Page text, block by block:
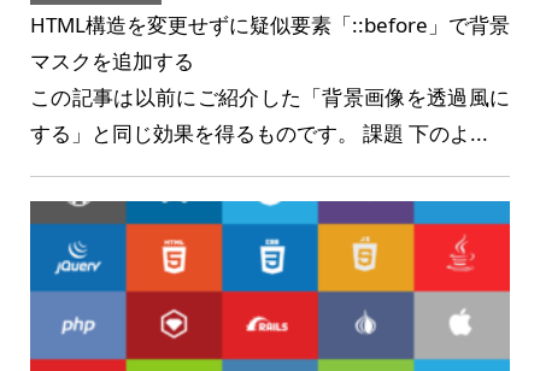
HTML構造を変更せずに疑似要素「::before」で背景
マスクを追加する
この記事は以前にご紹介した「背景画像を透過風に
する」と同じ効果を得るものです。 課題 下のよ...